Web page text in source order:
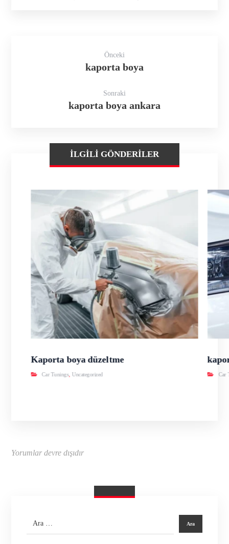
Önceki
kaporta boya
Sonraki
kaporta boya ankara
İLGILI GÖNDERILER
Kaporta boya düzeltme
Car Tunings Uncategorized Car
Yorumlar devre dışıdır